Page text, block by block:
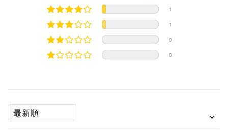
上記クレジットカードをご利用頂けます。
分割払い、リボ払い、3Dセキュア対応カードをご利用の
際は、『クレジットカード決済(3Dセキュア) - SBPS』を
ご選択ください。
対応支払回数について以下の通りです。
・リボ払い
※ 分割払い、リボ払いは決済金額が税込10,000円以上の
場合のみご利用いただけます。
選択後に表示される納期をご確認ください。
国内在庫ありの場合
・平日16時までのご注文、お支払い完了で即日発送いたしま
入金確認が完了いたしましたら即日発送いたします。
・お取り寄せ商品等を一緒にご注文の場合は、基本的にはお
取り寄せ商品が揃ってからの発送になります。別で発送をご
希望の場合は、ご対応いたしますのでご連絡をお願いいたし
1
1
0
0
SORT BY